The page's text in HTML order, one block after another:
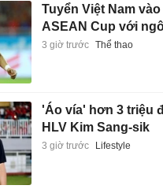
Tuyển Việt Nam
ASEAN Cup với
3 giờ trước Thể thao
'Áo vía' hơn 3 triệu
HLV Kim Sang-sik
3 giờ trước Lifestyle